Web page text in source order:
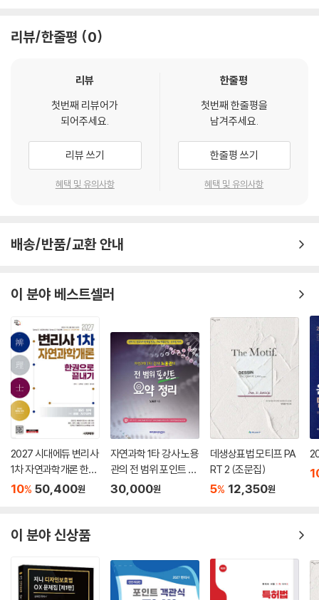
(이하 생략)
제3장 〉 소유권 _282
Ⅰ.소유권의 의의 /282 Ⅱ.소유권의 내용과 제한 /282
제2절 상린관계 283
Ⅰ.서 설 /283 Ⅱ.건물의 구분소유자 간의 상린관계 /283
Ⅰ.의 의 /347 Ⅱ.취 득 /347
제5장 〉 담보물권 _373
제1절 총 설 373
Ⅰ.채권담보의 종류 /373 Ⅱ.담보물권의 본질 /373
Ⅲ.담보물권의 효력과 순위 /376
제2절 유치권 377
(이하 생략)
제3편채권총론
제1장 〉 채권법 일반 · 채권의 목적 _446
제1절 서 론 446
Ⅰ.의 의 /446 Ⅱ.본 질 /446
(이하 생략)
년 최신 판례를 비롯한 중요 판례들을 철저히 분석하여 반영했습니다. 단
는 과감히 축약하거나 [각주/요약]로 처리하고, 출제 가능성이 높은 새로
2. 변리사 및 타 시험 기출 경향의 입체적 반영
2025년에 시행된 변리사 시험은 물론, 한국산업인력공단이 주관하는 공
인노무사, 감정평가사 등 인접 자격증 시험의 최신 기출문제를 꼼꼼히 분
석했습니다. 최근 출제 경향을 보면 타 시험에서 다루어진 쟁점이 변리사
업을 하면서도 고민에 고민을 하여 꼭 기본서에 담겨져야 할 내용만 선별
하여 추가하였습니다.
변리사 시험에서 민법 과목만큼은 아무런 고민 없이 「민법공방」의 내용을
차분히 학습하시면 됩니다. 그리고 추후 출간될 「민법공방연습」을 통해 지
식의 적용 및 실전 훈련을 병행하신다면, 합격점을 넘어 안정적인 고득점
을 획득하실 수 있습니다. 여러분의 시간과 노력은 오직 「민법공방」을 반복
하는 데에만 투자하시면 됩니다.
이 책이 나오기까지 많은 분의 도움이 있었습니다. 어려운 여건 속에서도
언제나 든든한 지원군이 되어주시는 윌비스의 송주호 사장님, 김지훈 원장
님, 정문순 차장님, 그리고 교재의 퀄리티를 위해 애써주시는 원성일 수석
실 식구들에게도 고마움을 전합니다.
마지막으로, 치열한 수험 생활 속에서 저의 교재와 강의를 믿고 따라와 주
시는 수험생 여러분께 진심으로 머리 숙여 감사드립니다. 여러분의 그 간
리뷰/한줄평 0
리뷰
첫번째 리뷰어가
되어주세요.
리뷰 쓰기
혜택 및 유의사항
한줄평
첫번째 한줄평을
남겨주세요.
한줄평 쓰기
혜택 및 유의사항
배송/반품/교환 안내
이 분야 베스트셀러
2027 시대에듀 변리사
1차 자연과학개론 한권
으로 끝내기
10% 50,400원
자연과학 1타 강사 노용
관의 전 범위 포인트 요
약 정리
30,000원
데생상표법 모티프 PA
RT 2 (조문집)
5% 12,350원
이 분야 신상품